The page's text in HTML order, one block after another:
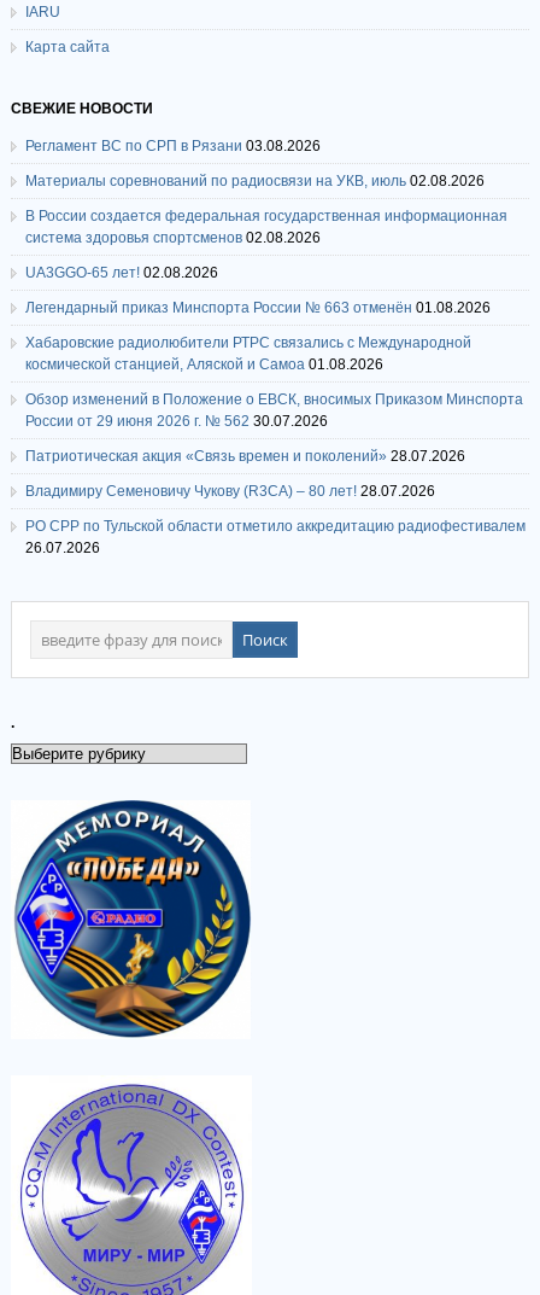
IARU
Карта сайта
СВЕЖИЕ НОВОСТИ
Регламент ВС по СРП в Рязани 03.08.2026
Материалы соревнований по радиосвязи на УКВ, июль 02.08.2026
В России создается федеральная государственная информационная
система здоровья спортсменов 02.08.2026
UA3GGO-65 лет! 02.08.2026
Легендарный приказ Минспорта России № 663 отменён 01.08.2026
Хабаровские радиолюбители РТРС связались с Международной
космической станцией, Аляской и Самоа 01.08.2026
Обзор изменений в Положение о ЕВСК, вносимых Приказом Минспорта
России от 29 июня 2026 г. № 562 30.07.2026
Патриотическая акция «Связь времен и поколений» 28.07.2026
Владимиру Семеновичу Чукову (R3CA) – 80 лет! 28.07.2026
РО СРР по Тульской области отметило аккредитацию радиофестивалем
26.07.2026
.